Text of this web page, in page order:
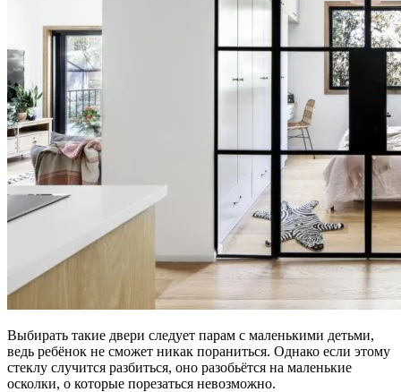
Выбирать такие двери следует парам с маленькими детьми,
ведь ребёнок не сможет никак пораниться. Однако если этому
стеклу случится разбиться, оно разобьётся на маленькие
осколки, о которые порезаться невозможно.